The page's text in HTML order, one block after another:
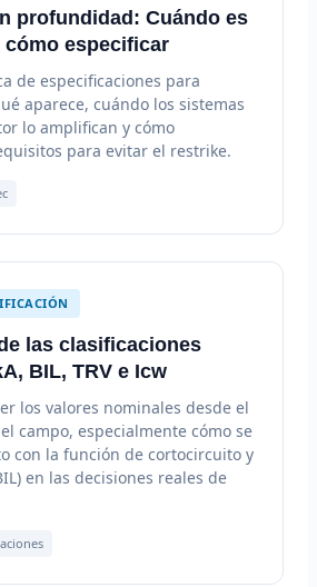
profundidad: Cuándo es
especificar
de especificaciones para
aparece, cuándo los sistemas
lo amplifican y cómo
para evitar el restrike.
las clasificaciones
BIL, TRV e Icw
los valores nominales desde el
campo, especialmente cómo se
con la función de cortocircuito y
en las decisiones reales de